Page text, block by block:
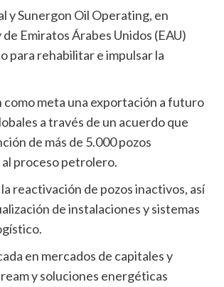
y Sunergon Oil Operating, en
Emiratos Árabes Unidos (EAU)
para rehabilitar e impulsar la
como meta una exportación a futuro
a través de un acuerdo que
de más de 5.000 pozos
proceso petrolero.
reactivación de pozos inactivos, así
de instalaciones y sistemas
en mercados de capitales y
y soluciones energéticas